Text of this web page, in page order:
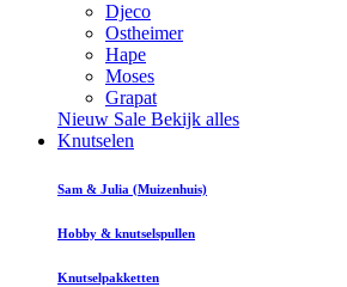
Djeco
Ostheimer
Hape
Moses
Grapat
Nieuw Sale Bekijk alles
Knutselen
Sam & Julia (Muizenhuis)
Hobby & knutselspullen
Knutselpakketten